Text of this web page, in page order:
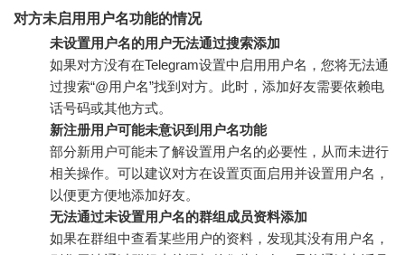
对方未启用用户名功能的情况
未设置用户名的用户无法通过搜索添加
如果对方没有在Telegram设置中启用用户名，您将无法通
过搜索“@用户名”找到对方。此时，添加好友需要依赖电
话号码或其他方式。
新注册用户可能未意识到用户名功能
部分新用户可能未了解设置用户名的必要性，从而未进行
相关操作。可以建议对方在设置页面启用并设置用户名，
以便更方便地添加好友。
无法通过未设置用户名的群组成员资料添加
如果在群组中查看某些用户的资料，发现其没有用户名，